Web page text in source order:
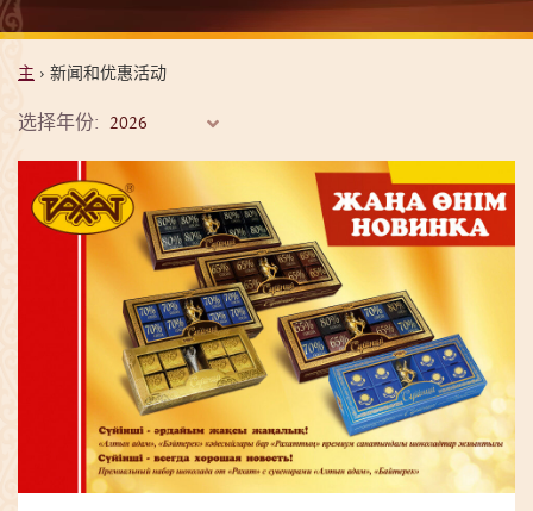
主 › 新闻和优惠活动
选择年份: